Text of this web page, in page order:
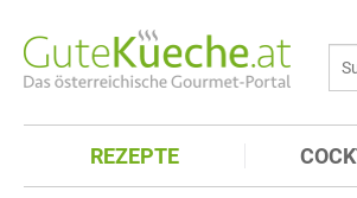
REZEPTE